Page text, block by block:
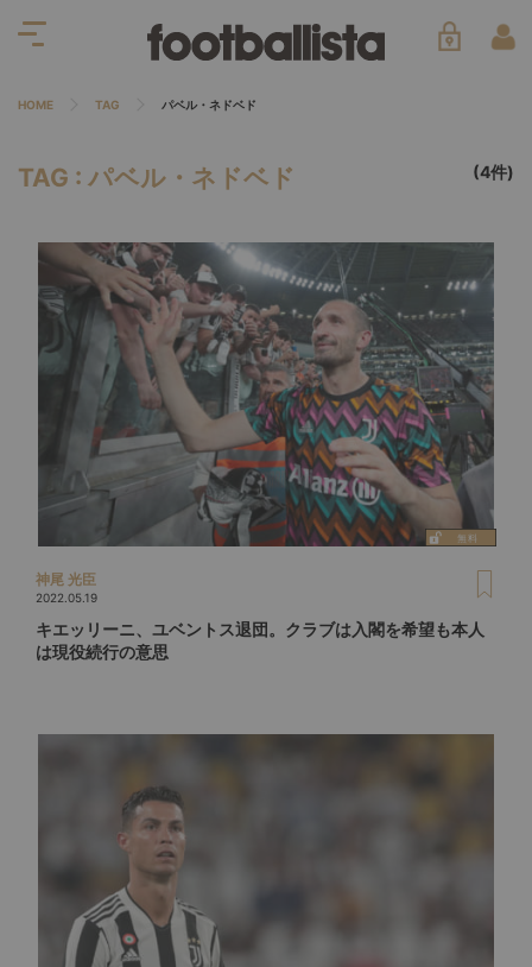
HOME TAG パベル・ネドベド
TAG : パベル・ネドベド (4件)
神尾 光臣
2022.05.19
キエッリーニ、ユベントス退団。クラブは入閣を希望も本人
は現役続行の意思